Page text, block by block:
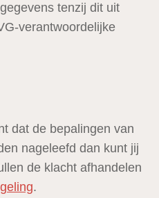
tenzij dit uit
verantwoordelijke
dat de bepalingen van
nageleefd dan kunt jij
de klacht afhandelen
.